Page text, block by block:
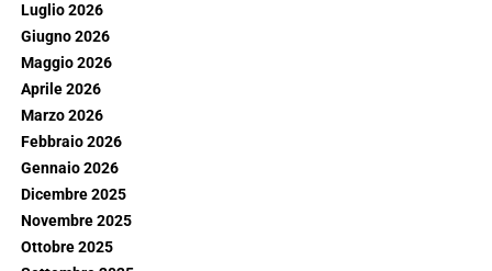
Luglio 2026
Giugno 2026
Maggio 2026
Aprile 2026
Marzo 2026
Febbraio 2026
Gennaio 2026
Dicembre 2025
Novembre 2025
Ottobre 2025